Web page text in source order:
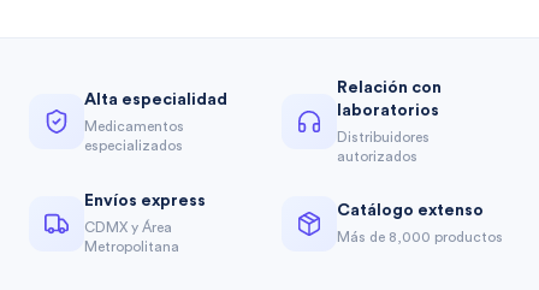
Alta especialidad
Medicamentos
especializados
Relación con
laboratorios
Distribuidores
autorizados
Envíos express
CDMX y Área
Metropolitana
Catálogo extenso
Más de 8,000 productos